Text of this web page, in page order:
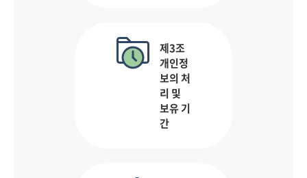
제3조
개인정
보의 처
리 및
보유 기
간